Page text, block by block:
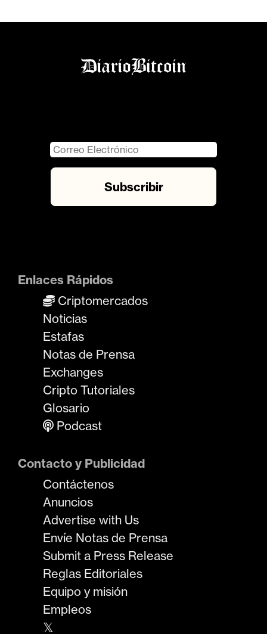
Enlaces Rápidos
Criptomercados
Noticias
Estafas
Notas de Prensa
Exchanges
Cripto Tutoriales
Glosario
Podcast
Contacto y Publicidad
Contáctenos
Anuncios
Advertise with Us
Envíe Notas de Prensa
Submit a Press Release
Reglas Editoriales
Equipo y misión
Empleos
𝕏